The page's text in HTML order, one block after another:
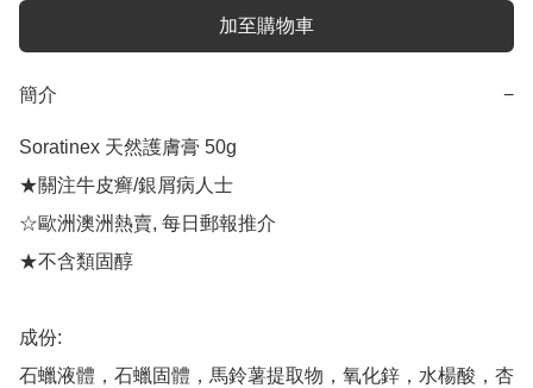
加至購物車
簡介 −
Soratinex 天然護膚膏 50g
★關注牛皮癣/銀屑病人士
☆歐洲澳洲熱賣, 每日郵報推介
★不含類固醇
成份:
石蠟液體，石蠟固體，馬鈴薯提取物，氧化鋅，水楊酸，杏